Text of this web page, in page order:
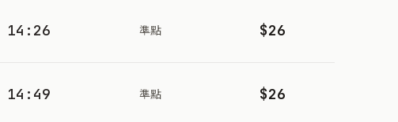
14:26 準點 $26
14:49 準點 $26